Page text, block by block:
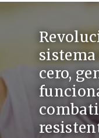
sistema
cero,